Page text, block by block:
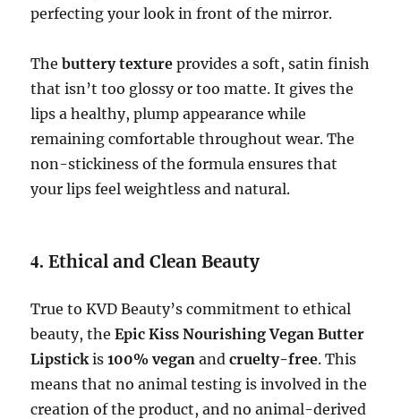
perfecting your look in front of the mirror.
Thebuttery texture provides a soft, satin finish
that isn’t too glossy or too matte. It gives the
lips a healthy, plump appearance while
remaining comfortable throughout wear. The
non-stickiness of the formula ensures that
your lips feel weightless and natural.
4.Ethical and Clean Beauty
True to KVD Beauty’s commitment to ethical
beauty, theEpic Kiss Nourishing Vegan Butter
Lipstick is100% vegan andcruelty-free. This
means that no animal testing is involved in the
creation of the product, and no animal-derived